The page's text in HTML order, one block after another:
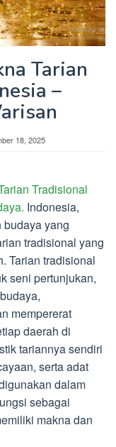
Tarian
–
18, 2025
Tradisional
Indonesia,
yang
tradisional yang
Tarian tradisional
seni pertunjukan,
mempererat
daerah di
tariannya sendiri
serta adat
dalam
sebagai
makna dan